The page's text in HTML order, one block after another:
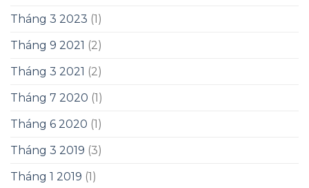
Tháng 3 2023 (1)
Tháng 9 2021 (2)
Tháng 3 2021 (2)
Tháng 7 2020 (1)
Tháng 6 2020 (1)
Tháng 3 2019 (3)
Tháng 1 2019 (1)